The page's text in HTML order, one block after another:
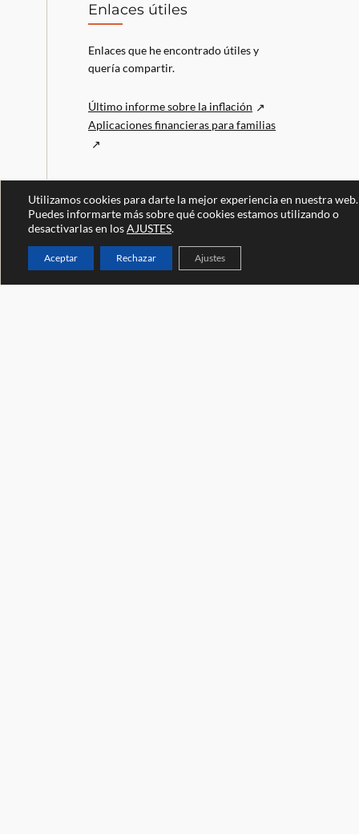
Enlaces útiles
Enlaces que he encontrado útiles y
quería compartir.
Último informe sobre la inflación
Aplicaciones financieras para familias
Utilizamos cookies para darte la mejor experiencia en nuestra web.
Puedes informarte más sobre qué cookies estamos utilizando o
desactivarlas en losAJUSTES.
Aceptar Rechazar Ajustes